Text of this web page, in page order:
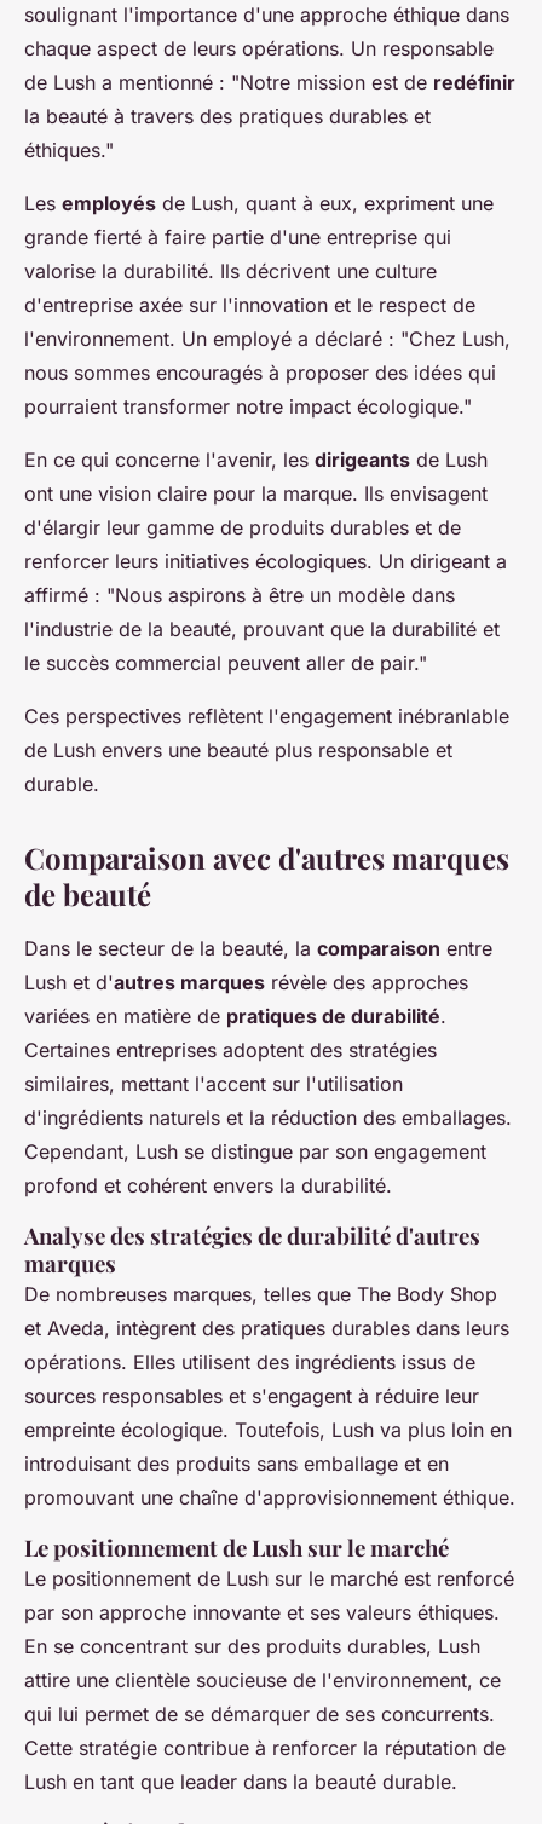
soulignant l'importance d'une approche éthique dans
chaque aspect de leurs opérations. Un responsable
de Lush a mentionné : "Notre mission est de redéfinir
la beauté à travers des pratiques durables et
éthiques."
Les employés de Lush, quant à eux, expriment une
grande fierté à faire partie d'une entreprise qui
valorise la durabilité. Ils décrivent une culture
d'entreprise axée sur l'innovation et le respect de
l'environnement. Un employé a déclaré : "Chez Lush,
nous sommes encouragés à proposer des idées qui
pourraient transformer notre impact écologique."
En ce qui concerne l'avenir, les dirigeants de Lush
ont une vision claire pour la marque. Ils envisagent
d'élargir leur gamme de produits durables et de
renforcer leurs initiatives écologiques. Un dirigeant a
affirmé : "Nous aspirons à être un modèle dans
l'industrie de la beauté, prouvant que la durabilité et
le succès commercial peuvent aller de pair."
Ces perspectives reflètent l'engagement inébranlable
de Lush envers une beauté plus responsable et
durable.
Comparaison avec d'autres marques
de beauté
Dans le secteur de la beauté, la comparaison entre
Lush et d'autres marques révèle des approches
variées en matière de pratiques de durabilité.
Certaines entreprises adoptent des stratégies
similaires, mettant l'accent sur l'utilisation
d'ingrédients naturels et la réduction des emballages.
Cependant, Lush se distingue par son engagement
profond et cohérent envers la durabilité.
Analyse des stratégies de durabilité d'autres
marques
De nombreuses marques, telles que The Body Shop
et Aveda, intègrent des pratiques durables dans leurs
opérations. Elles utilisent des ingrédients issus de
sources responsables et s'engagent à réduire leur
empreinte écologique. Toutefois, Lush va plus loin en
introduisant des produits sans emballage et en
promouvant une chaîne d'approvisionnement éthique.
Le positionnement de Lush sur le marché
Le positionnement de Lush sur le marché est renforcé
par son approche innovante et ses valeurs éthiques.
En se concentrant sur des produits durables, Lush
attire une clientèle soucieuse de l'environnement, ce
qui lui permet de se démarquer de ses concurrents.
Cette stratégie contribue à renforcer la réputation de
Lush en tant que leader dans la beauté durable.